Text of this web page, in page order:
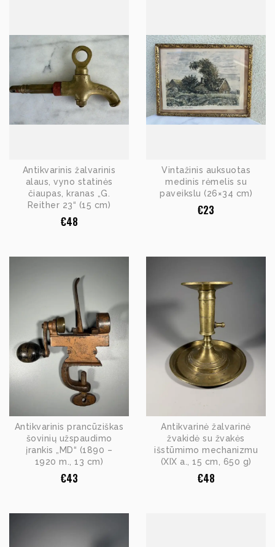
Antikvarinis žalvarinis
alaus, vyno statinės
čiaupas, kranas „G.
Reither 23“ (15 cm)
€48
Vintažinis auksuotas
medinis rėmelis su
paveikslu (26×34 cm)
€23
Antikvarinis prancūziškas
šovinių užspaudimo
įrankis „MD“ (1890 –
1920 m., 13 cm)
€43
Antikvarinė žalvarinė
žvakidė su žvakės
išstūmimo mechanizmu
(XIX a., 15 cm, 650 g)
€48